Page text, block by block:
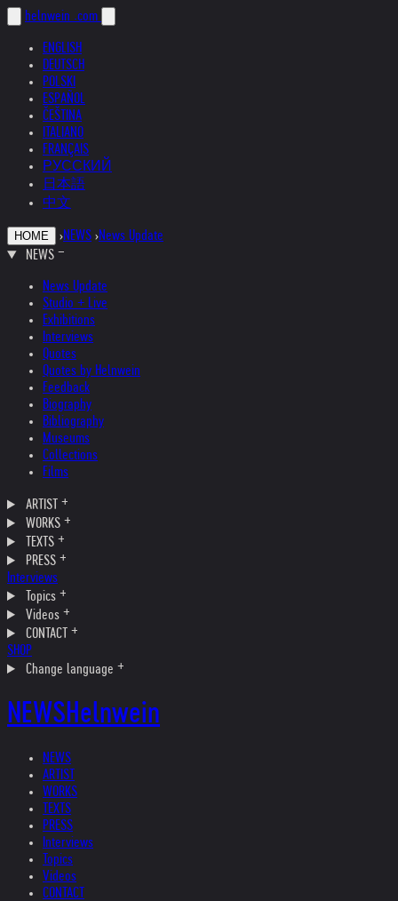
helnwein .com
ENGLISH
DEUTSCH
POLSKI
ESPAÑOL
ČEŠTINA
ITALIANO
FRANÇAIS
РУССКИЙ
日本語
中文
HOME ›NEWS ›News Update
NEWS
News Update
Studio + Live
Exhibitions
Interviews
Quotes
Quotes by Helnwein
Feedback
Biography
Bibliography
Museums
Collections
Films
ARTIST
WORKS
TEXTS
PRESS
Interviews
Topics
Videos
CONTACT
SHOP
Change language
NEWSHelnwein
NEWS
ARTIST
WORKS
TEXTS
PRESS
Interviews
Topics
Videos
CONTACT